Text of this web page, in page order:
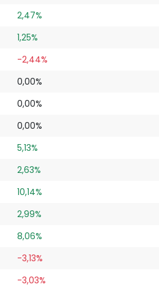
2,47%
1,25%
-2,44%
0,00%
0,00%
0,00%
5,13%
2,63%
10,14%
2,99%
8,06%
-3,13%
-3,03%